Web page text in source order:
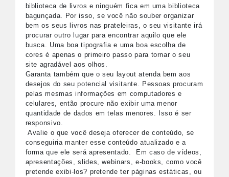
biblioteca de livros e ninguém fica em uma biblioteca
bagunçada. Por isso, se você não souber organizar
bem os seus livros nas prateleiras, o seu visitante irá
procurar outro lugar para encontrar aquilo que ele
busca. Uma boa tipografia e uma boa escolha de
cores é apenas o primeiro passo para tornar o seu
site agradável aos olhos.
Garanta também que o seu layout atenda bem aos
desejos do seu potencial visitante. Pessoas procuram
pelas mesmas informações em computadores e
celulares, então procure não exibir uma menor
quantidade de dados em telas menores. Isso é ser
responsivo.
Avalie o que você deseja oferecer de conteúdo, se
conseguiria manter esse conteúdo atualizado e a
forma que ele será apresentado. Em caso de vídeos,
apresentações, slides, webinars, e-books, como você
pretende exibi-los? pretende ter páginas estáticas, ou